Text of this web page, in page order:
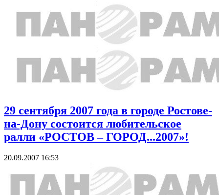
29 сентября 2007 года в городе Ростове-
на-Дону состоится любительское
ралли «РОСТОВ – ГОРОД...2007»!
20.09.2007 16:53